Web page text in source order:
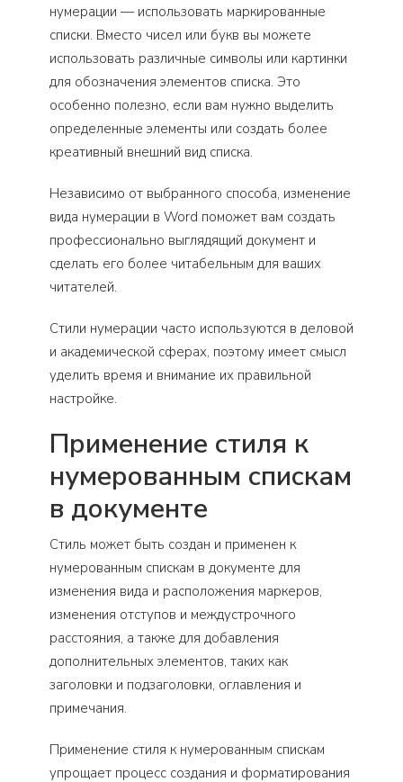
нумерации — использовать маркированные
списки. Вместо чисел или букв вы можете
использовать различные символы или картинки
для обозначения элементов списка. Это
особенно полезно, если вам нужно выделить
определенные элементы или создать более
креативный внешний вид списка.
Независимо от выбранного способа, изменение
вида нумерации в Word поможет вам создать
профессионально выглядящий документ и
сделать его более читабельным для ваших
читателей.
Стили нумерации часто используются в деловой
и академической сферах, поэтому имеет смысл
уделить время и внимание их правильной
настройке.
Применение стиля к
нумерованным спискам
в документе
Стиль может быть создан и применен к
нумерованным спискам в документе для
изменения вида и расположения маркеров,
изменения отступов и междустрочного
расстояния, а также для добавления
дополнительных элементов, таких как
заголовки и подзаголовки, оглавления и
примечания.
Применение стиля к нумерованным спискам
упрощает процесс создания и форматирования